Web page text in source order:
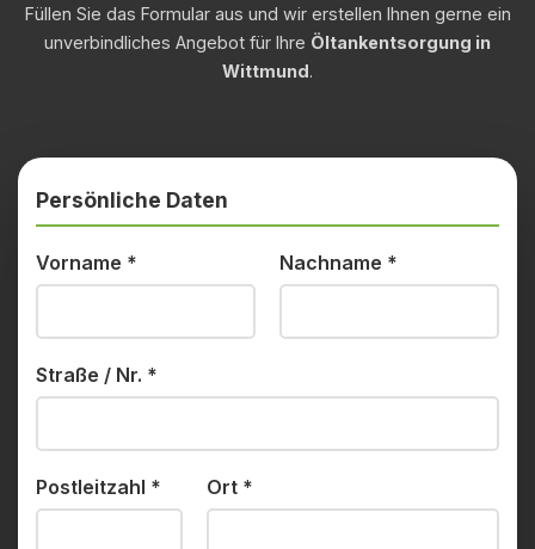
Füllen Sie das Formular aus und wir erstellen Ihnen gerne ein
unverbindliches Angebot für Ihre Öltankentsorgung in
Wittmund.
Persönliche Daten
Vorname * Nachname *
Straße / Nr. *
Postleitzahl * Ort *